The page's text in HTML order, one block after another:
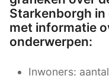
Starkenborgh in
met informatie
onderwerpen:
Inwoners: